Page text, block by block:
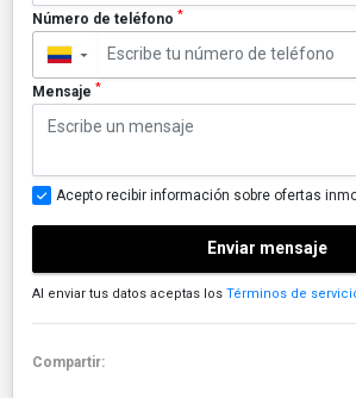
Número de teléfono *
▼
Mensaje *
Acepto recibir información sobre ofertas
Enviar mensaje
Al enviar tus datos aceptas los Términos de
Compartir: